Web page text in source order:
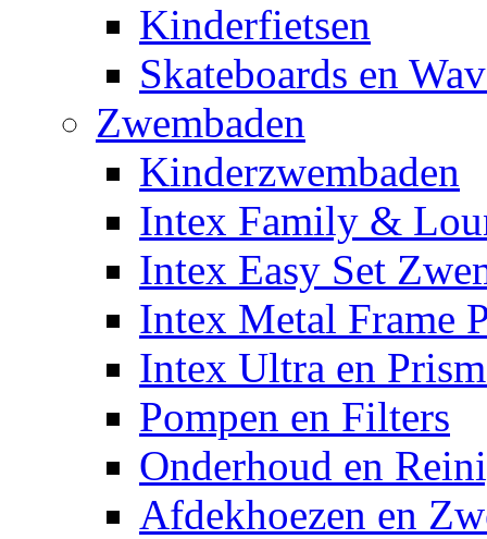
Kinderfietsen
Skateboards en
Zwembaden
Kinderzwembaden
Intex Family &
Intex Easy Set
Intex Metal Frame
Intex Ultra en
Pompen en Filters
Onderhoud en
Afdekhoezen en